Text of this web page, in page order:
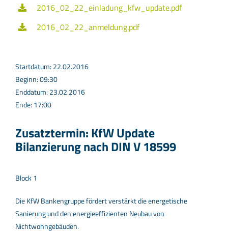
2016_02_22_einladung_kfw_update.pdf
2016_02_22_anmeldung.pdf
Startdatum: 22.02.2016
Beginn: 09:30
Enddatum: 23.02.2016
Ende: 17:00
Zusatztermin: KfW Update
Bilanzierung nach DIN V 18599
Block 1
Die KfW Bankengruppe fördert verstärkt die energetische
Sanierung und den energieeffizienten Neubau von
Nichtwohngebäuden.